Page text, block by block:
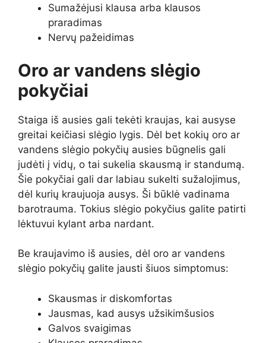
Sumažėjusi klausa arba klausos
praradimas
Nervų pažeidimas
Oro ar vandens slėgio
pokyčiai
Staiga iš ausies gali tekėti kraujas, kai ausyse
greitai keičiasi slėgio lygis. Dėl bet kokių oro ar
vandens slėgio pokyčių ausies būgnelis gali
judėti į vidų, o tai sukelia skausmą ir standumą.
Šie pokyčiai gali dar labiau sukelti sužalojimus,
dėl kurių kraujuoja ausys. Ši būklė vadinama
barotrauma. Tokius slėgio pokyčius galite patirti
lėktuvui kylant arba nardant.
Be kraujavimo iš ausies, dėl oro ar vandens
slėgio pokyčių galite jausti šiuos simptomus:
Skausmas ir diskomfortas
Jausmas, kad ausys užsikimšusios
Galvos svaigimas